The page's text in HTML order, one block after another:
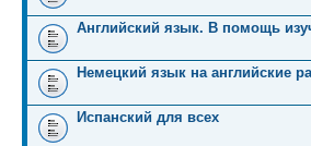
Английский язык. В помощь
Немецкий язык на английские
Испанский для всех